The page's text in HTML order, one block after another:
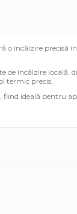
o încălzire
încălzire locală,
termic precis.
ideală pentru